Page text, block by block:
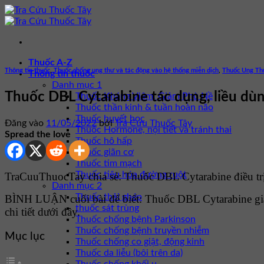
Bỏ
qua
dung
Thuốc A-Z
Thông tin thuốc
Danh mục 1
Thuốc Kháng Viêm, Giảm Phù Nề
Thuốc thần kinh & tuần hoàn não
Thuốc huyết học
Thuốc Hormone, nội tiết và tránh thai
Thuốc hô hấp
Thuốc giãn cơ
Thuốc tim mạch
Thuốc tiêu hóa đường ruột
Danh mục 2
Thuốc thải ghép
thuốc sát trùng
Thuốc chống bệnh Parkinson
Thuốc chống bệnh truyền nhiễm
Thuốc chống co giật, động kinh
Thuốc da liễu (bôi trên da)
Thông tin thuốc Thuốc chống ung thư và tác động vào hệ thống miễn dịch Thuốc Ung
Thuốc DBL Cytarabine tác dụng, liều
Đăng vào 11/05/2022 bởiTra Cứu Thuốc Tây
Spread the love
TraCuuThuocTay chia sẻ: Thuốc DBL Cytarabine điều
BÌNH LUẬN cuối bài để biết: Thuốc DBL Cytarabine
chi tiết dưới đây.
Mục lục